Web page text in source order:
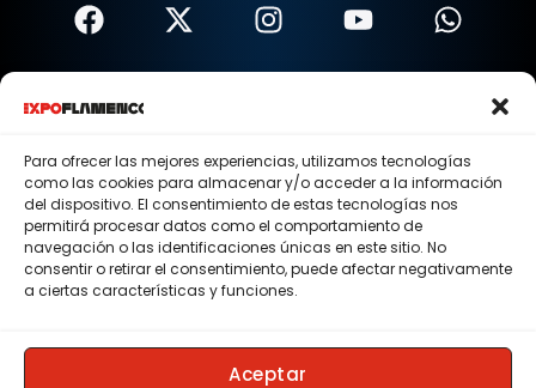
Para ofrecer las mejores experiencias, utilizamos tecnologías
como las cookies para almacenar y/o acceder a la información
del dispositivo. El consentimiento de estas tecnologías nos
permitirá procesar datos como el comportamiento de
navegación o las identificaciones únicas en este sitio. No
consentir o retirar el consentimiento, puede afectar negativamente
a ciertas características y funciones.
Aceptar
Términos Y Condiciones
Política De Privacidad
Política De Cookies
Aviso Legal
© 2015 - 2026 . Todos los derechos reservados.
Contacto